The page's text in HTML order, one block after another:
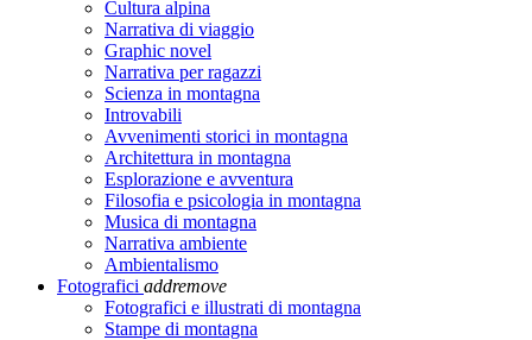
Cultura alpina
Narrativa di viaggio
Graphic novel
Narrativa per ragazzi
Scienza in montagna
Introvabili
Avvenimenti storici in montagna
Architettura in montagna
Esplorazione e avventura
Filosofia e psicologia in montagna
Musica di montagna
Narrativa ambiente
Ambientalismo
Fotografici addremove
Fotografici e illustrati di montagna
Stampe di montagna